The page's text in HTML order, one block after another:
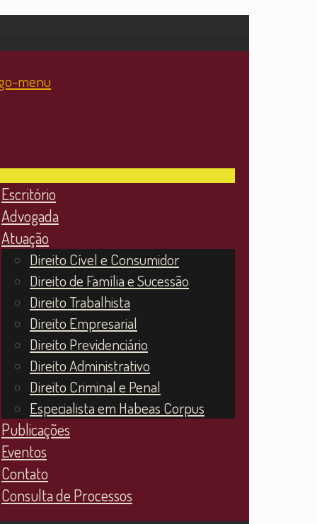
Escritório
Advogada
Atuação
Direito Cível e Consumidor
Direito de Família e Sucessão
Direito Trabalhista
Direito Empresarial
Direito Previdenciário
Direito Administrativo
Direito Criminal e Penal
Especialista em Habeas Corpus
Publicações
Eventos
Contato
Consulta de Processos